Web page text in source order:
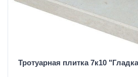
Тротуарная плитка 7к10